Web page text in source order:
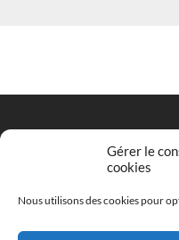
Gérer le
cookies
Nous utilisons des cookies pour